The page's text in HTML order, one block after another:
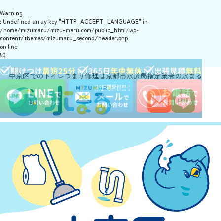
Warning
: Undefined array key "HTTP_ACCEPT_LANGUAGE" in
/home/mizumaru/mizu-maru.com/public_html/wp-
content/themes/mizumaru_second/header.php
on line
50
中京区でのトイレつまり修理は京都市水道局指定業者の水まる